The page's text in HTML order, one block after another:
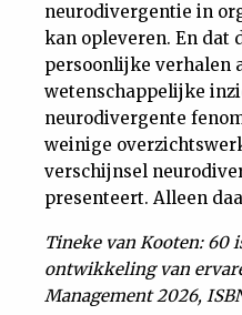
neurodivergentie in
kan opleveren. En dat
persoonlijke verhalen
wetenschappelijke
neurodivergente
weinige
verschijnsel
presenteert. Alleen
Tineke van Kooten: 60
ontwikkeling van
Management 2026,